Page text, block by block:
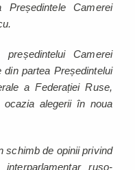
Camerei
Camerei
din partea Președintelui
a Federației Ruse,
ocazia alegerii în noua
schimb de opinii privind
ruso-